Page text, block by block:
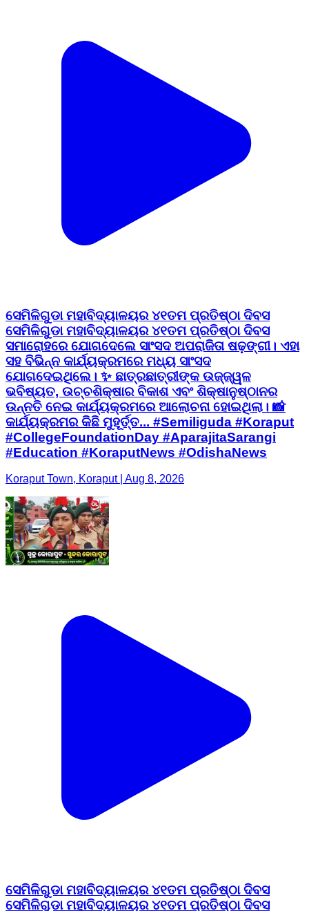
ସେମିଳିଗୁଡା ମହାବିଦ୍ୟାଳୟର ୪୧ତମ ପ୍ରତିଷ୍ଠା ଦିବସ
ସେମିଳିଗୁଡା ମହାବିଦ୍ୟାଳୟର ୪୧ତମ ପ୍ରତିଷ୍ଠା ଦିବସ
ସମାରୋହରେ ଯୋଗଦେଲେ ସାଂସଦ ଅପରାଜିତା ଷଢ଼ଙ୍ଗୀ। ଏହା
ସହ ବିଭିନ୍ନ କାର୍ଯ୍ୟକ୍ରମରେ ମଧ୍ୟ ସାଂସଦ
ଯୋଗଦେଇଥିଲେ। ✨ ଛାତ୍ରଛାତ୍ରୀଙ୍କ ଉଜ୍ଜ୍ୱଳ
ଭବିଷ୍ୟତ, ଉଚ୍ଚଶିକ୍ଷାର ବିକାଶ ଏବଂ ଶିକ୍ଷାନୁଷ୍ଠାନର
ଉନ୍ନତି ନେଇ କାର୍ଯ୍ୟକ୍ରମରେ ଆଲୋଚନା ହୋଇଥିଲା। 📸
କାର୍ଯ୍ୟକ୍ରମର କିଛି ମୁହୂର୍ତ୍ତ... #Semiliguda #Koraput
#CollegeFoundationDay #AparajitaSarangi
#Education #KoraputNews #OdishaNews
Koraput Town, Koraput | Aug 8, 2026
ସେମିଳିଗୁଡା ମହାବିଦ୍ୟାଳୟର ୪୧ତମ ପ୍ରତିଷ୍ଠା ଦିବସ
ସେମିଳିଗୁଡା ମହାବିଦ୍ୟାଳୟର ୪୧ତମ ପ୍ରତିଷ୍ଠା ଦିବସ